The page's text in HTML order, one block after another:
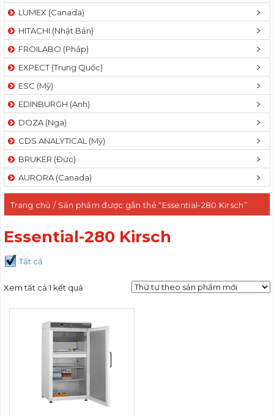
LUMEX (Canada)
HITACHI (Nhật Bản)
FROILABO (Pháp)
EXPECT (Trung Quốc)
ESC (Mỹ)
EDINBURGH (Anh)
DOZA (Nga)
CDS ANALYTICAL (Mỹ)
BRUKER (Đức)
AURORA (Canada)
Trang chủ / Sản phẩm được gắn thẻ “Essential-280 Kirsch”
Essential-280 Kirsch
Tất cả
Xem tất cả 1 kết quả